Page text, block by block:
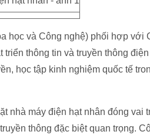
học và Công nghệ) phối hợp với
thông tin và truyền thông
học tập kinh nghiệm quốc tế
nhà máy điện hạt nhân đóng vai
thông đặc biệt quan trọng.